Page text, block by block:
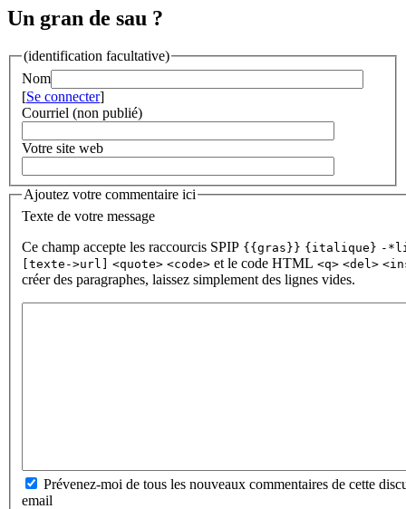
Un gran de sau ?
(identification facultative)
Nom
[Se connecter]
Courriel (non publié)
Votre site web
Ajoutez votre commentaire ici
Texte de votre message
Ce champ accepte les raccourcis SPIP {{gras}} {italique} -
[texte->url] <quote> <code> et le code HTML <q> <del>
créer des paragraphes, laissez simplement des lignes vides.
Prévenez-moi de tous les nouveaux commentaires de cette
email